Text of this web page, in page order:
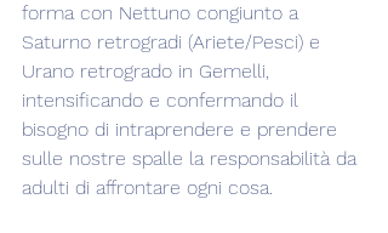
forma con Nettuno congiunto a
Saturno retrogradi (Ariete/Pesci) e
Urano retrogrado in Gemelli,
intensificando e confermando il
bisogno di intraprendere e prendere
sulle nostre spalle la responsabilità da
adulti di affrontare ogni cosa.